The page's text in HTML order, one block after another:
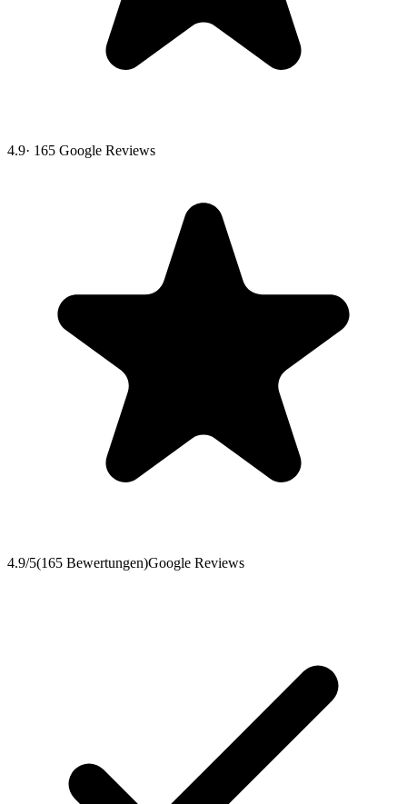
4.9· 165 Google Reviews
4.9/5(165 Bewertungen)Google Reviews